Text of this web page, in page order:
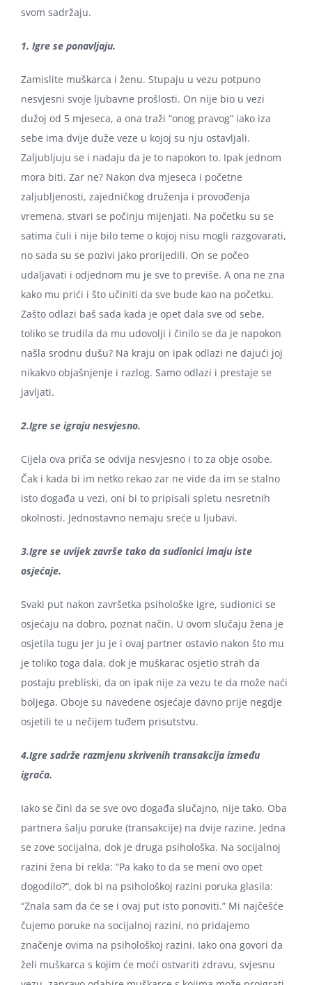
svom sadržaju.
1. Igre se ponavljaju.
Zamislite muškarca i ženu. Stupaju u vezu potpuno
nesvjesni svoje ljubavne prošlosti. On nije bio u vezi
dužoj od 5 mjeseca, a ona traži “onog pravog” iako iza
sebe ima dvije duže veze u kojoj su nju ostavljali.
Zaljubljuju se i nadaju da je to napokon to. Ipak jednom
mora biti. Zar ne? Nakon dva mjeseca i početne
zaljubljenosti, zajedničkog druženja i provođenja
vremena, stvari se počinju mijenjati. Na početku su se
satima čuli i nije bilo teme o kojoj nisu mogli razgovarati,
no sada su se pozivi jako prorijedili. On se počeo
udaljavati i odjednom mu je sve to previše. A ona ne zna
kako mu prići i što učiniti da sve bude kao na početku.
Zašto odlazi baš sada kada je opet dala sve od sebe,
toliko se trudila da mu udovolji i činilo se da je napokon
našla srodnu dušu? Na kraju on ipak odlazi ne dajući joj
nikakvo objašnjenje i razlog. Samo odlazi i prestaje se
javljati.
2.Igre se igraju nesvjesno.
Cijela ova priča se odvija nesvjesno i to za obje osobe.
Čak i kada bi im netko rekao zar ne vide da im se stalno
isto događa u vezi, oni bi to pripisali spletu nesretnih
okolnosti. Jednostavno nemaju sreće u ljubavi.
3.Igre se uvijek završe tako da sudionici imaju iste
osjećaje.
Svaki put nakon završetka psihološke igre, sudionici se
osjećaju na dobro, poznat način. U ovom slučaju žena je
osjetila tugu jer ju je i ovaj partner ostavio nakon što mu
je toliko toga dala, dok je muškarac osjetio strah da
postaju prebliski, da on ipak nije za vezu te da može naći
boljega. Oboje su navedene osjećaje davno prije negdje
osjetili te u nečijem tuđem prisutstvu.
4.Igre sadrže razmjenu skrivenih transakcija između
igrača.
Iako se čini da se sve ovo događa slučajno, nije tako. Oba
partnera šalju poruke (transakcije) na dvije razine. Jedna
se zove socijalna, dok je druga psihološka. Na socijalnoj
razini žena bi rekla: “Pa kako to da se meni ovo opet
dogodilo?”, dok bi na psihološkoj razini poruka glasila:
“Znala sam da će se i ovaj put isto ponoviti.” Mi najčešće
čujemo poruke na socijalnoj razini, no pridajemo
značenje ovima na psihološkoj razini. Iako ona govori da
želi muškarca s kojim će moći ostvariti zdravu, svjesnu